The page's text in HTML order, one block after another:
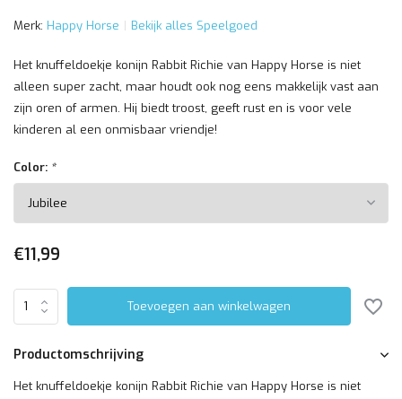
Merk: Happy Horse Bekijk alles Speelgoed
Het knuffeldoekje konijn Rabbit Richie van Happy Horse is niet
alleen super zacht, maar houdt ook nog eens makkelijk vast aan
zijn oren of armen. Hij biedt troost, geeft rust en is voor vele
kinderen al een onmisbaar vriendje!
Color: *
€11,99
Toevoegen aan winkelwagen
Productomschrijving
Het knuffeldoekje konijn Rabbit Richie van Happy Horse is niet